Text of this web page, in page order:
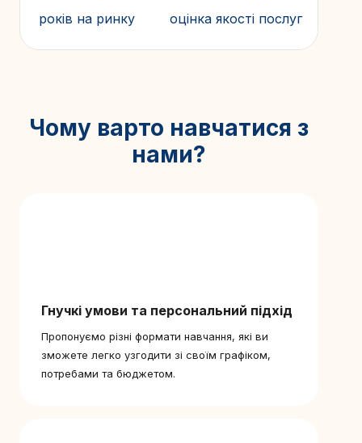
років на ринку оцінка якості послуг
Чому варто навчатися з
нами?
Пропонуємо різні формати навчання, які ви
зможете легко узгодити зі своїм графіком,
потребами та бюджетом.
Гнучкі умови та персональний підхід